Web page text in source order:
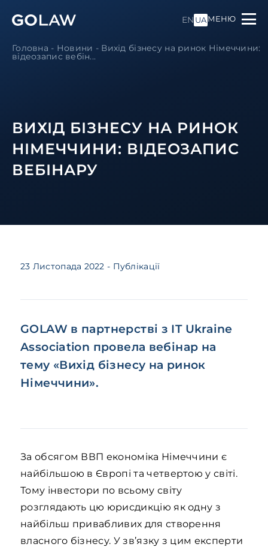
EN UAМЕНЮ
Головна - Новини - Вихід бізнесу на ринок Німеччини:
відеозапис вебін...
ВИХІД БІЗНЕСУ НА РИНОК
НІМЕЧЧИНИ: ВІДЕОЗАПИС
ВЕБІНАРУ
23 Листопада 2022 - Публікації
GOLAW в партнерстві з IT Ukraine
Association провела вебінар на
тему «Вихід бізнесу на ринок
Німеччини».
За обсягом ВВП економіка Німеччини є
найбільшою в Європі та четвертою у світі.
Тому інвестори по всьому світу
розглядають цю юрисдикцію як одну з
найбільш привабливих для створення
власного бізнесу. У зв’язку з цим експерти